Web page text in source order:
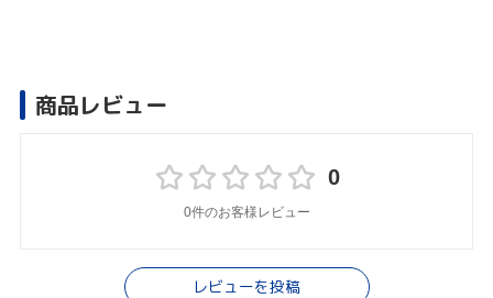
商品レビュー
0
0件のお客様レビュー
レビューを投稿